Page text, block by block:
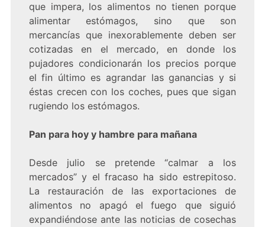
que impera, los alimentos no tienen porque
alimentar estómagos, sino que son
mercancías que inexorablemente deben ser
cotizadas en el mercado, en donde los
pujadores condicionarán los precios porque
el fin último es agrandar las ganancias y si
éstas crecen con los coches, pues que sigan
rugiendo los estómagos.
Pan para hoy y hambre para mañana
Desde julio se pretende “calmar a los
mercados” y el fracaso ha sido estrepitoso.
La restauración de las exportaciones de
alimentos no apagó el fuego que siguió
expandiéndose ante las noticias de cosechas